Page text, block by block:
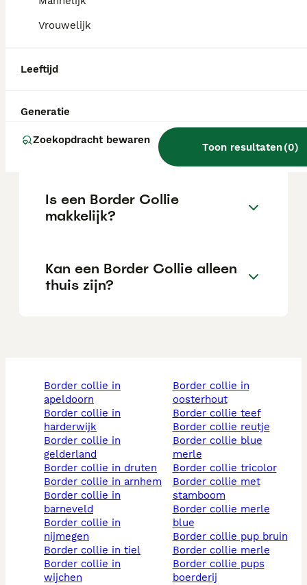
Vrouwelijk
Leeftijd
Generatie
Zoekopdracht bewaren
Toon resultaten(0)
Waar moet je op letten bij
een Border Collie?
Hoe oud wordt een Border
Collie?
Is een Border Collie
makkelijk?
Kan een Border Collie alleen
thuis zijn?
border collie in
apeldoorn
border collie in
harderwijk
border collie in
gelderland
border collie in druten
border collie in arnhem
border collie in
barneveld
border collie in
nijmegen
border collie in tiel
border collie in
wijchen
border collie in
oosterhout
border collie teef
border collie reutje
border collie blue
merle
border collie tricolor
border collie met
stamboom
border collie merle
blue
border collie pup bruin
border collie merle
border collie pups
boerderij